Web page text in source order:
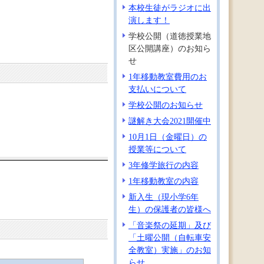
本校生徒がラジオに出
演します！
学校公開（道徳授業地
区公開講座）のお知ら
せ
1年移動教室費用のお
支払いについて
学校公開のお知らせ
謎解き大会2021開催中
10月1日（金曜日）の
授業等について
3年修学旅行の内容
1年移動教室の内容
新入生（現小学6年
生）の保護者の皆様へ
「音楽祭の延期」及び
「土曜公開（自転車安
全教室）実施」のお知